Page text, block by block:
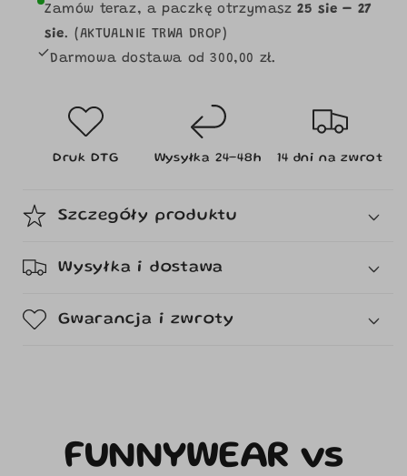
Zamów teraz, a paczkę otrzymasz25 sie – 27
sie. (AKTUALNIE TRWA DROP)
Darmowa dostawa od 300,00 zł.
Druk DTG Wysyłka 24–48h 14 dni na zwrot
Szczegóły produktu
Wysyłka i dostawa
Gwarancja i zwroty
FUNNYWEAR vs